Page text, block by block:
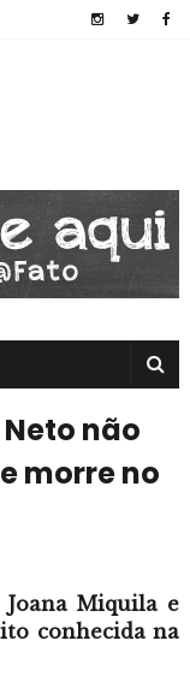
não
morre no
Miquila e
conhecida na